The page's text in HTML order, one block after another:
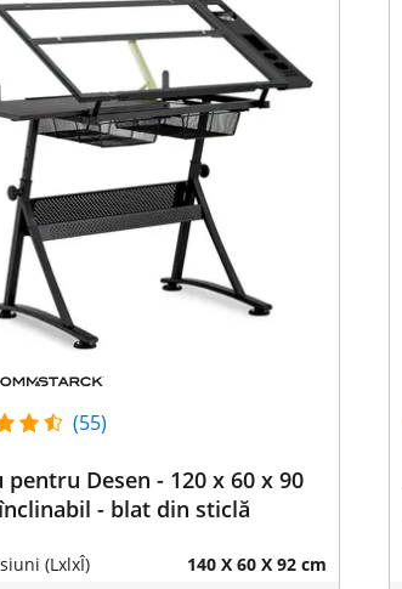
(55)
pentru Desen - 120 x 60 x 90
- blat din sticlă
(LxlxÎ) 140 X 60 X 92 cm